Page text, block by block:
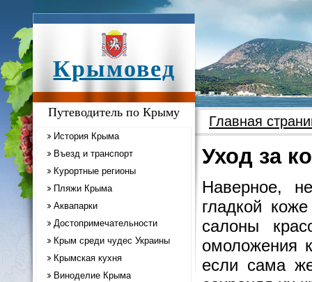
Крымовед
Путеводитель по Крыму
История Крыма
Въезд и транспорт
Курортные регионы
Пляжи Крыма
Аквапарки
Достопримечательности
Крым среди чудес Украины
Крымская кухня
Виноделие Крыма
Главная
Уход за
Наверное,
гладкой
салоны
омоложения
если сама